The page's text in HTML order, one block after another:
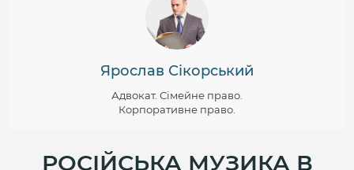
Ярослав Сікорський
Адвокат. Сімейне право.
Корпоративне право.
РОСІЙСЬКА МУЗИКА В